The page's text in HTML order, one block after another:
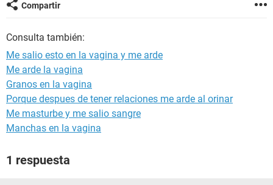
GLOSARIO
Compartir
Consulta también:
Me salio esto en la vagina y me arde
Me arde la vagina
Granos en la vagina
Porque despues de tener relaciones me arde al orinar
Me masturbe y me salio sangre
Manchas en la vagina
1 respuesta